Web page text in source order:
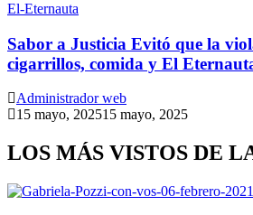
Sabor a Justicia Evitó que la
cigarrillos, comida y El
Administrador web
15 mayo, 202515 mayo, 2025
LOS MÁS VISTOS DE